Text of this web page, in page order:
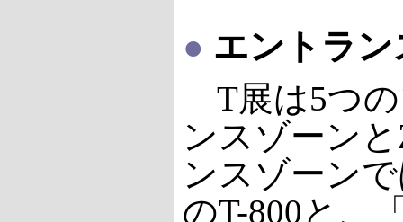
● エントラ
T展は5つの
ンスゾーン
ンスゾーン
のT-800と、